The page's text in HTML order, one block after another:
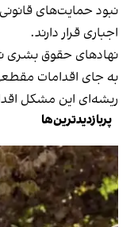
نبود حمایت‌های
اجباری قرار دارند.
نهادهای حقوق بشری
به جای اقدامات
ریشه‌ای این مشکل
پربازدیدترین‌ها